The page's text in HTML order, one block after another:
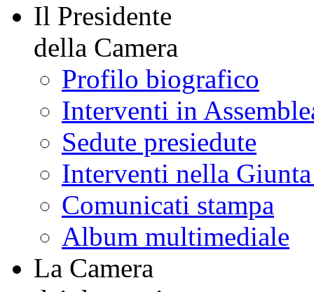
Il Presidente
della Camera
Profilo biografico
Interventi in
Sedute presiedute
Interventi nella
Comunicati stampa
Album multimediale
La Camera